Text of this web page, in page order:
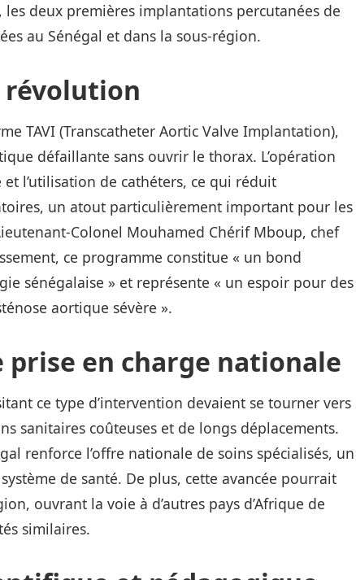
deux premières implantations percutanées de
au Sénégal et dans la sous‑région.
révolution
TAVI (Transcatheter Aortic Valve Implantation),
défaillante sans ouvrir le thorax. L’opération
l’utilisation de cathéters, ce qui réduit
un atout particulièrement important pour les
Mouhamed Chérif Mboup, chef
ce programme constitue « un bond
sénégalaise » et représente « un espoir pour des
aortique sévère ».
en charge nationale
ce type d’intervention devaient se tourner vers
sanitaires coûteuses et de longs déplacements.
renforce l’offre nationale de soins spécialisés, un
de santé. De plus, cette avancée pourrait
ouvrant la voie à d’autres pays d’Afrique de
similaires.